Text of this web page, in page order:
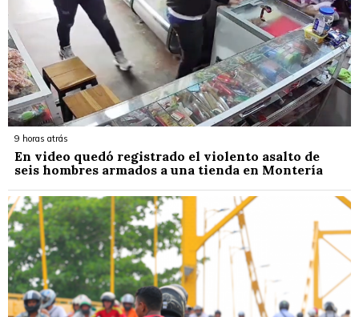
9 horas atrás
En video quedó registrado el violento asalto de
seis hombres armados a una tienda en Montería